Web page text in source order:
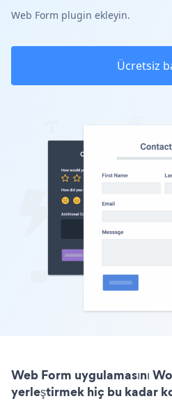
Web Form plugin ekleyin.
Ücretsiz
Web Form uygulamasını
yerleştirmek hiç bu kadar